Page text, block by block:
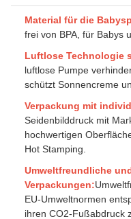
Material für die
frei von BPA, für Babys
Luftlose Technologie
luftlose Pumpe
schützt Sonnencreme
Verpackung mit
Seidenbilddruck mit
hochwertigen
Hot Stamping.
Umweltfreundliche
Verpackungen:
EU-Umweltnormen
ihren CO2-Fußabdruck